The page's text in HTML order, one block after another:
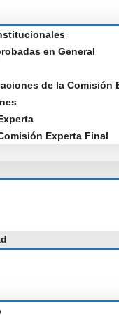
en General
de la Comisión
Experta Final